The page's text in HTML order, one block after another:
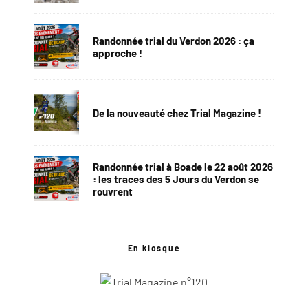
Randonnée trial du Verdon 2026 : ça
approche !
De la nouveauté chez Trial Magazine !
Randonnée trial à Boade le 22 août 2026
: les traces des 5 Jours du Verdon se
rouvrent
En kiosque